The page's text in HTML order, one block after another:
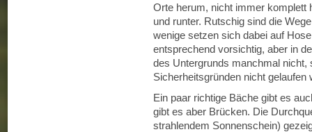
Orte herum, nicht immer komplett
und runter. Rutschig sind die
wenige setzen sich dabei auf
entsprechend vorsichtig, aber in
des Untergrunds manchmal
Sicherheitsgründen nicht gelaufen
Ein paar richtige Bäche gibt es
gibt es aber Brücken. Die
strahlendem Sonnenschein)